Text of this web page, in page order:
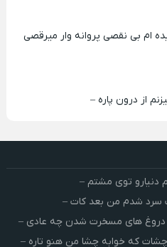
ام بی نقصی پروانه وار میرقصی
از درون پاره –
دنیارو توی مشتم –
سرد شدم من بعد کات –
دروغ‌ های مسخرت شدن چه عادی –
چشات که خوابه چشا من هنو تاره –